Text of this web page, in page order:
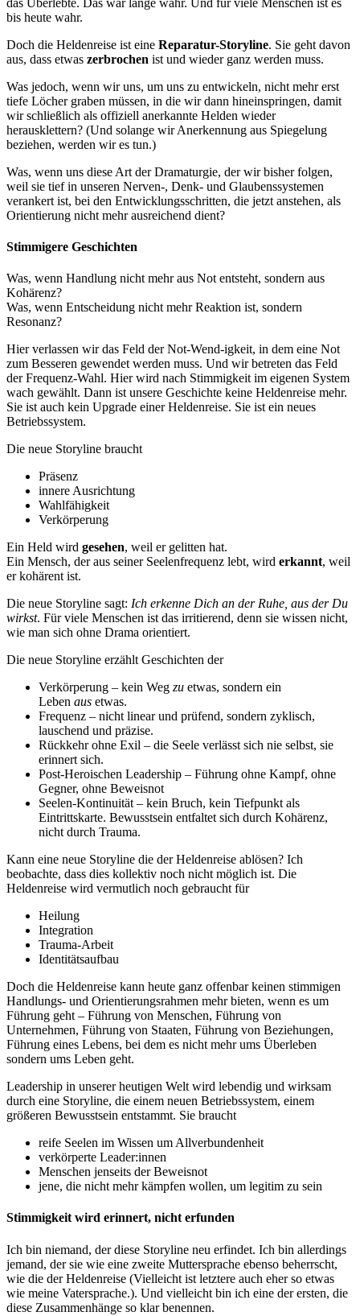
bis heute wahr.
Doch die Heldenreise ist eine Reparatur-Storyline. Sie geht davon
aus, dass etwas zerbrochen ist und wieder ganz werden muss.
Was jedoch, wenn wir uns, um uns zu entwickeln, nicht mehr erst
tiefe Löcher graben müssen, in die wir dann hineinspringen, damit
wir schließlich als offiziell anerkannte Helden wieder
herausklettern? (Und solange wir Anerkennung aus Spiegelung
beziehen, werden wir es tun.)
Was, wenn uns diese Art der Dramaturgie, der wir bisher folgen,
weil sie tief in unseren Nerven-, Denk- und Glaubenssystemen
verankert ist, bei den Entwicklungsschritten, die jetzt anstehen, als
Orientierung nicht mehr ausreichend dient?
Stimmigere Geschichten
Was, wenn Handlung nicht mehr aus Not entsteht, sondern aus
Kohärenz?
Was, wenn Entscheidung nicht mehr Reaktion ist, sondern
Resonanz?
Hier verlassen wir das Feld der Not-Wend-igkeit, in dem eine Not
zum Besseren gewendet werden muss. Und wir betreten das Feld
der Frequenz-Wahl. Hier wird nach Stimmigkeit im eigenen System
wach gewählt. Dann ist unsere Geschichte keine Heldenreise mehr.
Sie ist auch kein Upgrade einer Heldenreise. Sie ist ein neues
Betriebssystem.
Die neue Storyline braucht
Präsenz
innere Ausrichtung
Wahlfähigkeit
Verkörperung
Ein Held wird gesehen, weil er gelitten hat.
Ein Mensch, der aus seiner Seelenfrequenz lebt, wird erkannt, weil
er kohärent ist.
Die neue Storyline sagt: Ich erkenne Dich an der Ruhe, aus der Du
wirkst. Für viele Menschen ist das irritierend, denn sie wissen nicht,
wie man sich ohne Drama orientiert.
Die neue Storyline erzählt Geschichten der
Verkörperung – kein Weg zu etwas, sondern ein
Leben aus etwas.
Frequenz – nicht linear und prüfend, sondern zyklisch,
lauschend und präzise.
Rückkehr ohne Exil – die Seele verlässt sich nie selbst, sie
erinnert sich.
Post-Heroischen Leadership – Führung ohne Kampf, ohne
Gegner, ohne Beweisnot
Seelen-Kontinuität – kein Bruch, kein Tiefpunkt als
Eintrittskarte. Bewusstsein entfaltet sich durch Kohärenz,
nicht durch Trauma.
Kann eine neue Storyline die der Heldenreise ablösen? Ich
beobachte, dass dies kollektiv noch nicht möglich ist. Die
Heldenreise wird vermutlich noch gebraucht für
Heilung
Integration
Trauma-Arbeit
Identitätsaufbau
Doch die Heldenreise kann heute ganz offenbar keinen stimmigen
Handlungs- und Orientierungsrahmen mehr bieten, wenn es um
Führung geht – Führung von Menschen, Führung von
Unternehmen, Führung von Staaten, Führung von Beziehungen,
Führung eines Lebens, bei dem es nicht mehr ums Überleben
sondern ums Leben geht.
Leadership in unserer heutigen Welt wird lebendig und wirksam
durch eine Storyline, die einem neuen Betriebssystem, einem
größeren Bewusstsein entstammt. Sie braucht
reife Seelen im Wissen um Allverbundenheit
verkörperte Leader:innen
Menschen jenseits der Beweisnot
jene, die nicht mehr kämpfen wollen, um legitim zu sein
Stimmigkeit wird erinnert, nicht erfunden
Ich bin niemand, der diese Storyline neu erfindet. Ich bin allerdings
jemand, der sie wie eine zweite Muttersprache ebenso beherrscht,
wie die der Heldenreise (Vielleicht ist letztere auch eher so etwas
wie meine Vatersprache.). Und vielleicht bin ich eine der ersten, die
diese Zusammenhänge so klar benennen.